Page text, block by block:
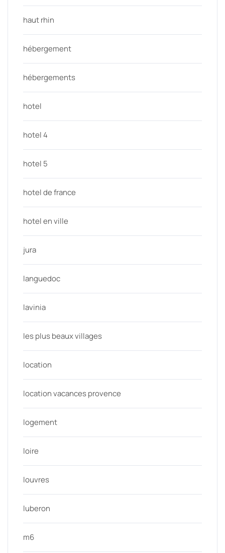
haut rhin
hébergement
hébergements
hotel
hotel 4
hotel 5
hotel de france
hotel en ville
jura
languedoc
lavinia
les plus beaux villages
location
location vacances provence
logement
loire
louvres
luberon
m6